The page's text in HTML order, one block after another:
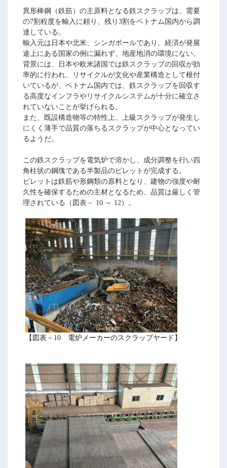
異形棒鋼（鉄筋）の主原料となる鉄スクラップは、需要
の7割程度を輸入に頼り、残り3割をベトナム国内から調
達している。
輸入元は日本や北米、シンガポールであり、経済が発展
途上にある国家の例に漏れず、地産地消の環境にない。
背景には、日本や欧米諸国では鉄スクラップの回収が効
率的に行われ、リサイクルが文化や産業構造として根付
いているが、ベトナム国内では、鉄スクラップを回収す
る高度なインフラやリサイクルシステムが十分に確立さ
れていないことが挙げられる。
また、既設構造物等の特性上、上級スクラップが発生し
にくく薄手で品質の落ちるスクラップが中心となってい
るようだ。
この鉄スクラップを電気炉で溶かし、成分調整を行い四
角柱状の鋼塊である半製品のビレットが完成する。
ビレットは鉄筋や形鋼類の原料となり、建物の強度や耐
久性を確保するための主材となるため、品質は厳しく管
理されている（図表－ 10 ～ 12）。
【図表－10 電炉メーカーのスクラップヤード】